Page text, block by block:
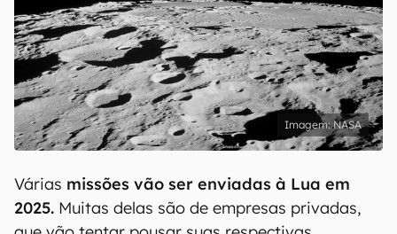
NASA
Várias missões vão ser enviadas à Lua em
2025. Muitas delas são de empresas privadas,